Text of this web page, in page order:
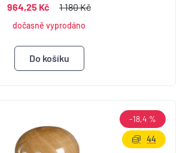
964,25 Kč 1 180 Kč
dočasně vyprodáno
-18,4 %
44